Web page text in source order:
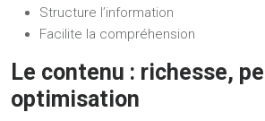
Structure l’information
Facilite la compréhension
Le contenu : richesse,
optimisation